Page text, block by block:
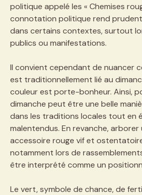
politique appelé les « Chemises
connotation politique rend
dans certains contextes, surtout
publics ou manifestations.
Il convient cependant de nuancer
est traditionnellement lié au
couleur est porte-bonheur. Ainsi,
dimanche peut être une belle
dans les traditions locales tout en
malentendus. En revanche,
accessoire rouge vif et
notamment lors de
être interprété comme un
Le vert, symbole de chance, de